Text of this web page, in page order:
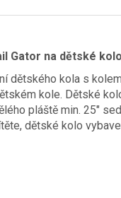
Gator na dětské
dětského kola s
kole. Dětské
pláště min. 25″
dětské kolo